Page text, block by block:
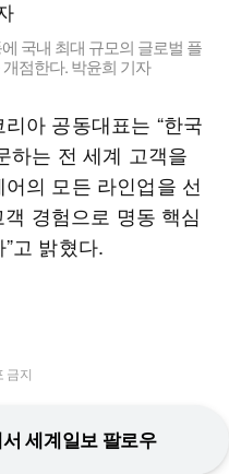
국내 최대 규모의 글로벌 플
점한다. 박윤희 기자
아 공동대표는 “한국
하는 전 세계 고객을
의 모든 라인업을 선
경험으로 명동 핵심
고 밝혔다.
금지
세계일보 팔로우